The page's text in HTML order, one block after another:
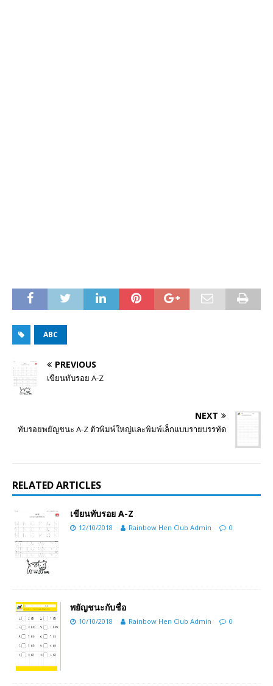
ABC
PREVIOUS
เขียนทับรอย A-Z
NEXT
ทับรอยพยัญชนะ A-Z ตัวพิมพ์ใหญ่และพิมพ์เล็กแบบรายบรรทัด
RELATED ARTICLES
เขียนทับรอย A-Z
12/10/2018 Rainbow Hen Club Admin 0
พยัญชนะกับชื่อ
10/10/2018 Rainbow Hen Club Admin 0